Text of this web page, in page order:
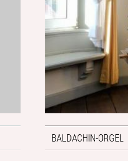
BALDACHIN-ORGEL